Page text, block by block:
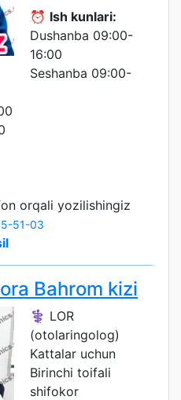
⏰ Ish kunlari:
Dushanba 09:00-
16:00
Seshanba 09:00-
orqali yozilishingiz
51-03
Bahrom kizi
⚕️ LOR
(otolaringolog)
Kattalar uchun
Birinchi toifali
shifokor